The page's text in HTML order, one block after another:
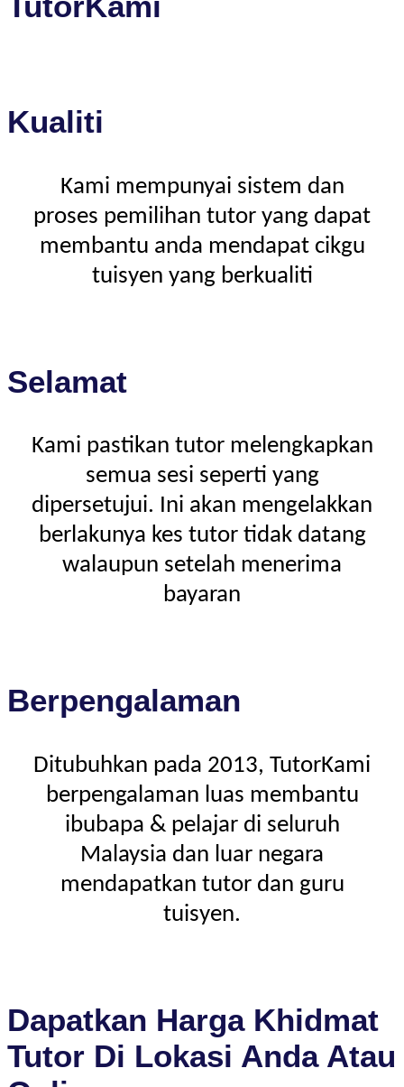
Kualiti
Kami mempunyai sistem dan
proses pemilihan tutor yang dapat
membantu anda mendapat cikgu
tuisyen yang berkualiti
Selamat
Kami pastikan tutor melengkapkan
semua sesi seperti yang
dipersetujui. Ini akan mengelakkan
berlakunya kes tutor tidak datang
walaupun setelah menerima
bayaran
Berpengalaman
Ditubuhkan pada 2013, TutorKami
berpengalaman luas membantu
ibubapa & pelajar di seluruh
Malaysia dan luar negara
mendapatkan tutor dan guru
tuisyen.
Dapatkan Harga Khidmat
Tutor Di Lokasi Anda Atau